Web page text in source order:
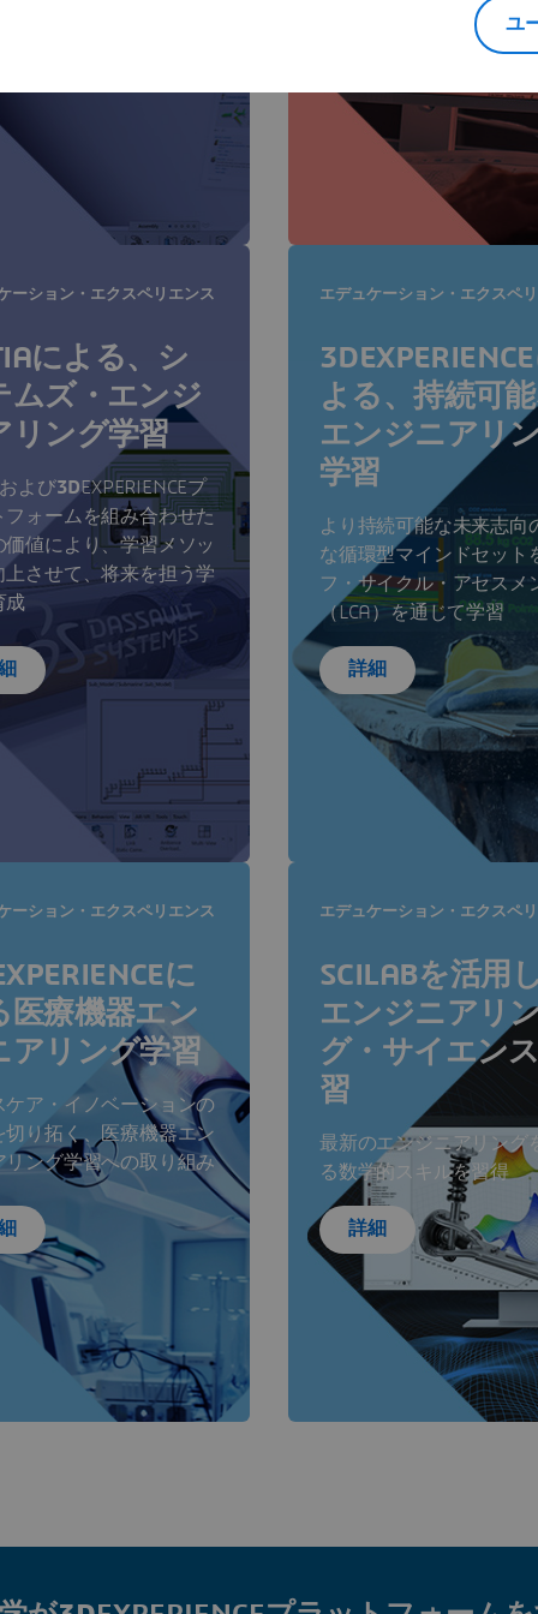
ーション・エクスペリエンス
による、シ
ムズ・エンジ
リング学習
よび3DEXPERIENCEプ
フォームを組み合わせた
価値により、学習メソッ
上させて、将来を担う学
成
エデュケーション・エクスペ
よる、持続可
エンジニアリ
学習
より持続可能な未来志向
な循環型マインドセット
フ・サイクル・アセスメ
（LCA）を通じて学習
詳細
ーション・エクスペリエンス
に
医療機器エン
アリング学習
ケア・イノベーションの
切り拓く、医療機器エン
リング学習への取り組み
エデュケーション・エクスペ
SCILABを活用
エンジニアリ
グ・サイエン
習
最新のエンジニアリング
る数学的スキルを習得
詳細
ユ